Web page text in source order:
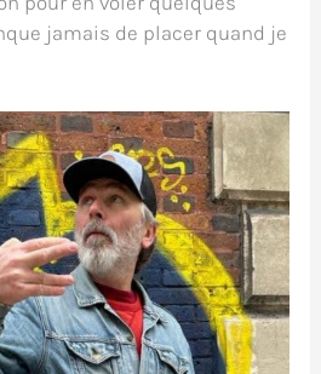
jamais de placer quand je